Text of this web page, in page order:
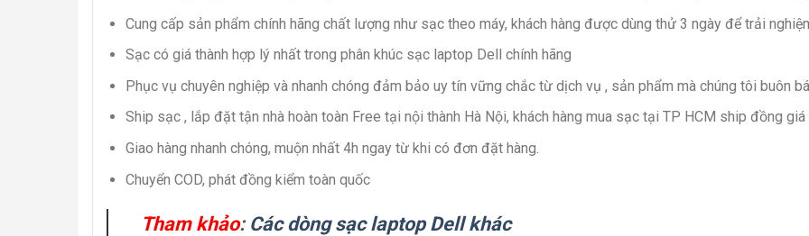
Cung cấp sản phẩm chính hãng chất lượng như sạc theo máy, khách hàng được dùng thử 3 ngày để trải
Sạc có giá thành hợp lý nhất trong phân khúc sạc laptop Dell chính hãng
Phục vụ chuyên nghiệp và nhanh chóng đảm bảo uy tín vững chắc từ dịch vụ , sản phẩm mà chúng tôi buôn
Ship sạc , lắp đặt tận nhà hoàn toàn Free tại nội thành Hà Nội, khách hàng mua sạc tại TP HCM ship đồng giá
Giao hàng nhanh chóng, muộn nhất 4h ngay từ khi có đơn đặt hàng.
Chuyển COD, phát đồng kiểm toàn quốc
Tham khảo:Các dòng sạc laptop Dell khác